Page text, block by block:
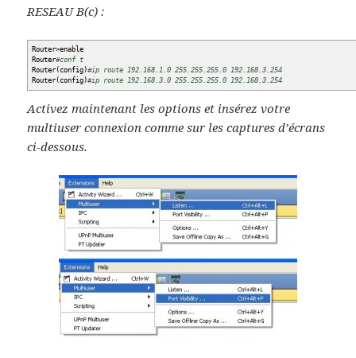
RESEAU B(c) :
Router>enable
Router#conf t
Router (config)#ip route 192.168.1.0 255.255.255.0 192.168.3.254
Router (config)#ip route 192.168.3.0 255.255.255.0 192.168.3.254
Activez maintenant les options et insérez votre
multiuser connexion comme sur les captures d’écrans
ci-dessous.